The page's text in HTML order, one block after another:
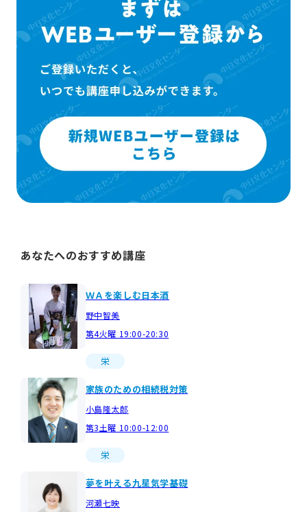
あなたへのおすすめ講座
ＷＡを楽しむ日本酒
野中智美
第4火曜 19:00-20:30
栄
家族のための相続税対策
小島隆太郎
第3土曜 10:00-12:00
栄
夢を叶える九星気学基礎
河瀬七映